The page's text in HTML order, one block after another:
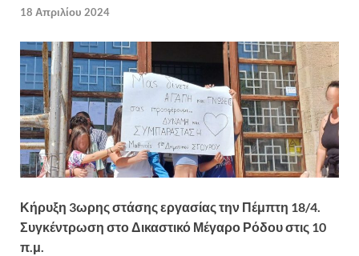
18 Απριλίου 2024
Κήρυξη 3ωρης στάσης εργασίας την Πέμπτη 18/4.
Συγκέντρωση στο Δικαστικό Μέγαρο Ρόδου στις 10
π.μ.